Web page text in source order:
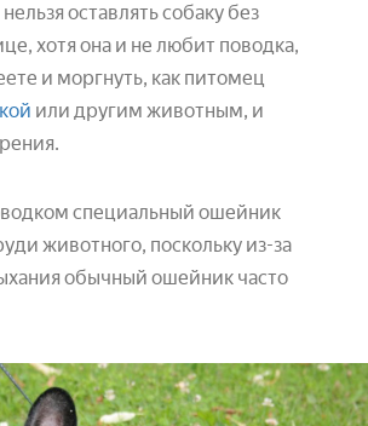
оставлять собаку без
хотя она и не любит поводка,
и моргнуть, как питомец
или другим животным, и
специальный ошейник
животного, поскольку из-за
обычный ошейник часто